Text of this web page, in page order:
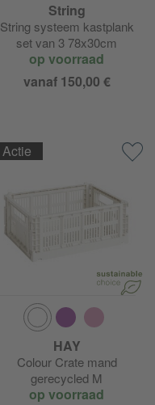
String
String systeem kastplank
set van 3 78x30cm
op voorraad
vanaf 150,00 €
Actie
HAY
Colour Crate mand
gerecycled M
op voorraad